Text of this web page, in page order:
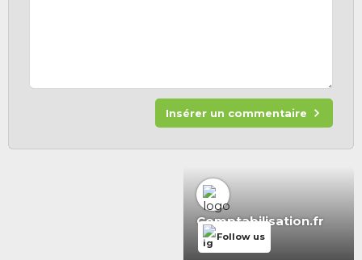
Insérer un commentaire
Comptabilisation.fr
Follow us